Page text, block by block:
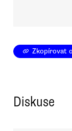
Zkopírovat
Diskuse